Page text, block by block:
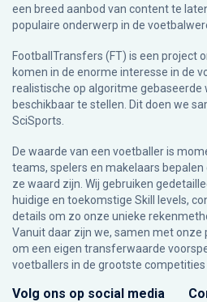
een breed aanbod van content te
populaire onderwerp in de
FootballTransfers (FT) is een project
komen in de enorme interesse in de
realistische op algoritme gebaseerde
beschikbaar te stellen. Dit doen we
SciSports
De waarde van een voetballer is
teams, spelers en makelaars
ze waard zijn. Wij gebruiken
huidige en toekomstige Skill levels,
details om zo onze unieke
Vanuit daar zijn we, samen met onze
om een eigen transferwaarde
voetballers in de grootste competities
Volg ons op social media